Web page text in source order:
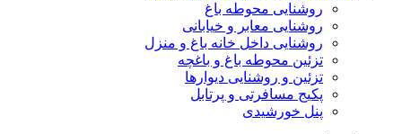
روشنایی محوطه باغ
روشنایی معابر و خیابانی
روشنایی داخل خانه باغ و منزل
تزئین محوطه باغ و باغچه
تزئین و روشنایی دیوارها
پکیج مسافرتی و پرتابل
پنل خورشیدی